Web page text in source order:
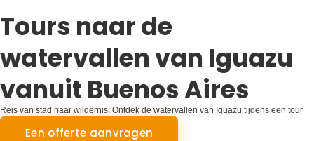
Tours naar de
watervallen van Iguazu
vanuit Buenos Aires
Reis van stad naar wildernis: Ontdek de watervallen van Iguazu tijdens een tour
vanuit Buenos Aires
Een offerte aanvragen